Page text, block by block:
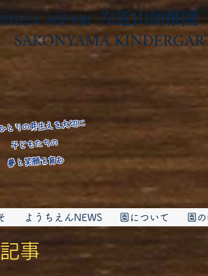
校法人 河原学園 左近山幼稚園
SAKONYAMA
とりの芽生えを大切に
子どもたちの
​夢と笑顔を育む
ようちえんNEWS 園について 園
事